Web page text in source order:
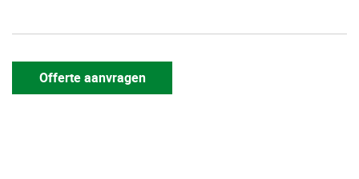
Offerte aanvragen